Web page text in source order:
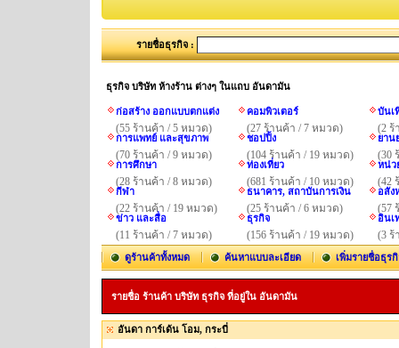
รายชื่อธุรกิจ :
ธุรกิจ บริษัท ห้างร้าน ต่างๆ ในแถบ อันดามัน
ก่อสร้าง ออกแบบตกแต่ง
(55 ร้านค้า / 5 หมวด)
การแพทย์ และสุขภาพ
(70 ร้านค้า / 9 หมวด)
การศึกษา
(28 ร้านค้า / 8 หมวด)
กีฬา
(22 ร้านค้า / 19 หมวด)
ข่าว และสื่อ
(11 ร้านค้า / 7 หมวด)
คอมพิวเตอร์
(27 ร้านค้า / 7 หมวด)
ชอปปิ้ง
(104 ร้านค้า / 19 หมวด)
ท่องเที่ยว
(681 ร้านค้า / 10 หมวด)
ธนาคาร, สถาบันการเงิน
(25 ร้านค้า / 6 หมวด)
ธุรกิจ
(156 ร้านค้า / 19 หมวด)
บันเ
(2 ร้
ยาน
(30
หน่ว
(42
อสัง
(57
อินเ
(3 ร้
ดูร้านค้าทั้งหมด ค้นหาแบบละเอียด เพิ่มรายชื่อธุร
รายชื่อ ร้านค้า บริษัท ธุรกิจ ที่อยู่ใน อันดามัน
อันดา การ์เด้น โอม, กระบี่